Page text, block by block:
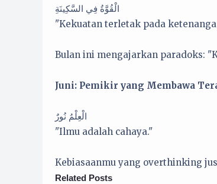
الْقُوَّةُ فِي السَّكِينَةِ
"Kekuatan terletak pada
Bulan ini mengajarkan paradoks:
Juni: Pemikir yang Membawa
الْعِلْمُ نُورٌ
"Ilmu adalah cahaya."
Kebiasaanmu yang overthinking
Related Posts